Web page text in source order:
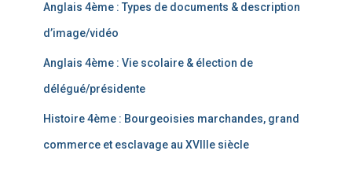
Anglais 4ème : Types de documents & description
d’image/vidéo
Anglais 4ème : Vie scolaire & élection de
délégué/présidente
Histoire 4ème : Bourgeoisies marchandes, grand
commerce et esclavage au XVIIIe siècle